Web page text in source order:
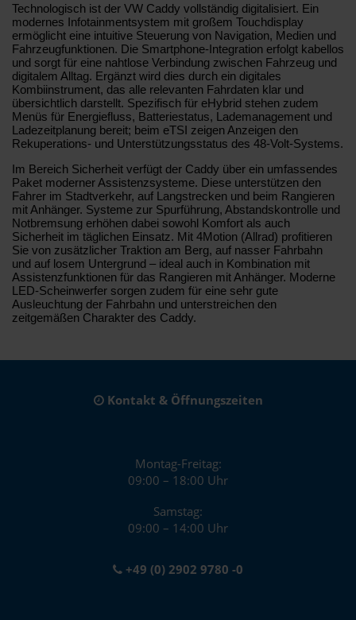
Technologisch ist der VW Caddy vollständig digitalisiert. Ein
modernes Infotainmentsystem mit großem Touchdisplay
ermöglicht eine intuitive Steuerung von Navigation, Medien und
Fahrzeugfunktionen. Die Smartphone-Integration erfolgt kabellos
und sorgt für eine nahtlose Verbindung zwischen Fahrzeug und
digitalem Alltag. Ergänzt wird dies durch ein digitales
Kombiinstrument, das alle relevanten Fahrdaten klar und
übersichtlich darstellt. Spezifisch für eHybrid stehen zudem
Menüs für Energiefluss, Batteriestatus, Lademanagement und
Ladezeitplanung bereit; beim eTSI zeigen Anzeigen den
Rekuperations- und Unterstützungsstatus des 48-Volt-Systems.
Im Bereich Sicherheit verfügt der Caddy über ein umfassendes
Paket moderner Assistenzsysteme. Diese unterstützen den
Fahrer im Stadtverkehr, auf Langstrecken und beim Rangieren
mit Anhänger. Systeme zur Spurführung, Abstandskontrolle und
Notbremsung erhöhen dabei sowohl Komfort als auch
Sicherheit im täglichen Einsatz. Mit 4Motion (Allrad) profitieren
Sie von zusätzlicher Traktion am Berg, auf nasser Fahrbahn
und auf losem Untergrund – ideal auch in Kombination mit
Assistenzfunktionen für das Rangieren mit Anhänger. Moderne
LED-Scheinwerfer sorgen zudem für eine sehr gute
Ausleuchtung der Fahrbahn und unterstreichen den
zeitgemäßen Charakter des Caddy.
Kontakt & Öffnungszeiten
Montag-Freitag:
09:00 – 18:00 Uhr
Samstag:
09:00 – 14:00 Uhr
+49 (0) 2902 9780 -0